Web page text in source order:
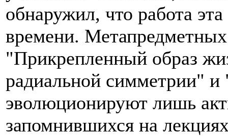
обнаружил, что работа
времени.
"Прикрепленный образ
радиальной симметрии" и
эволюционируют лишь
запомнившихся на